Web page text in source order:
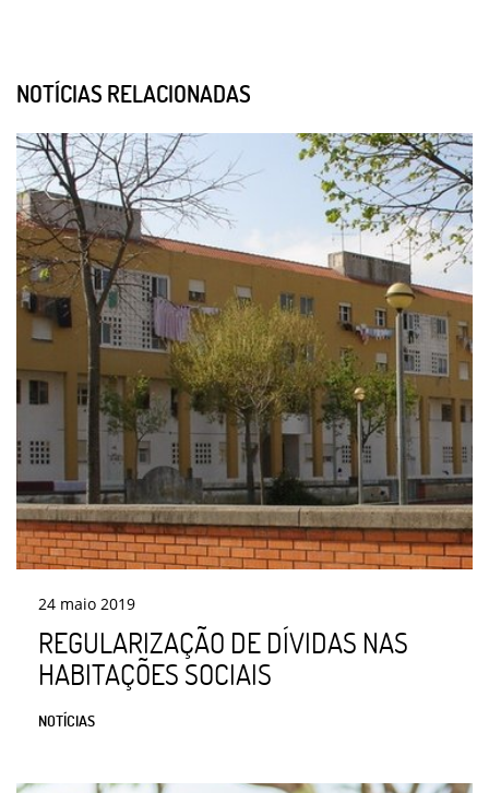
NOTÍCIAS RELACIONADAS
24 maio 2019
REGULARIZAÇÃO DE DÍVIDAS NAS
HABITAÇÕES SOCIAIS
NOTÍCIAS